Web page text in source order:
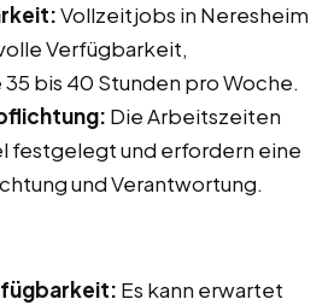
Vollzeitjobs in Neresheim
Verfügbarkeit,
bis 40 Stunden pro Woche.
Die Arbeitszeiten
festgelegt und erfordern eine
und Verantwortung.
Es kann erwartet